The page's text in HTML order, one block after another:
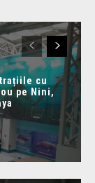
cu
pe Nini,